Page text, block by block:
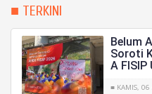
■ TERKINI
Belum
Soroti
A FISIP
■ KAMIS, 06